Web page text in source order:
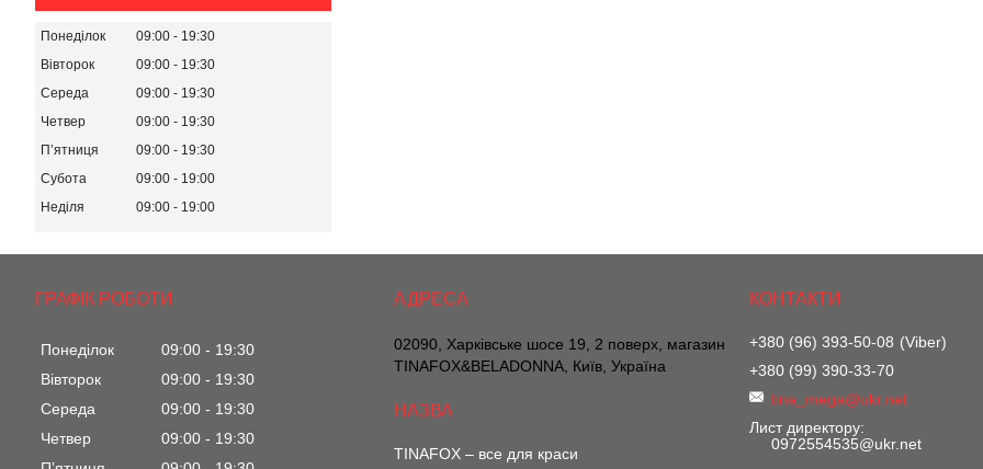
Понеділок 09:00
19:30
Вівторок
09:00
19:30
Середа
09:00
19:30
Четвер
09:00
19:30
Пʼятниця
09:00
19:30
Субота
09:00
19:00
Неділя
09:00 19:00
ГРАФІК РОБОТИ
Понеділок 09:00
19:30
Вівторок
09:00
19:30
Середа
09:00
19:30
Четвер
09:00
19:30
02090, Харківське шосе 19, 2 поверх, магазин
TINAFOX&BELADONNA, Київ, Україна
TINAFOX – все для краси
+380 (96) 393-50-08
Viber
+380 (99) 390-33-70
tina_mega@ukr.net
Лист директору
0972554535@ukr.net